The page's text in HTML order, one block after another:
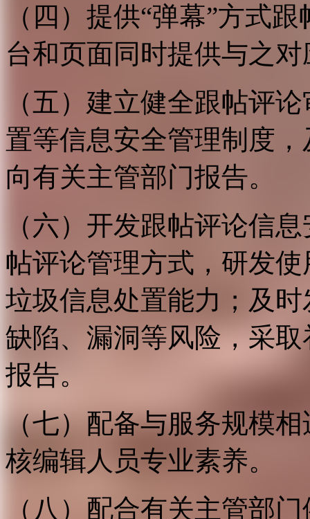
（四）提供“弹幕”方式
台和页面同时提供与之
（五）建立健全跟帖评
置等信息安全管理制度
向有关主管部门报告。
（六）开发跟帖评论信
帖评论管理方式，研发
垃圾信息处置能力；及
缺陷、漏洞等风险，采
报告。
（七）配备与服务规模
核编辑人员专业素养。
（八）配合有关主管部